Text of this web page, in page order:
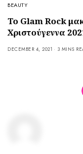
BEAUTY
Το Glam Rock
Χριστούγεννα
DECEMBER 4, 2021 3 MINS